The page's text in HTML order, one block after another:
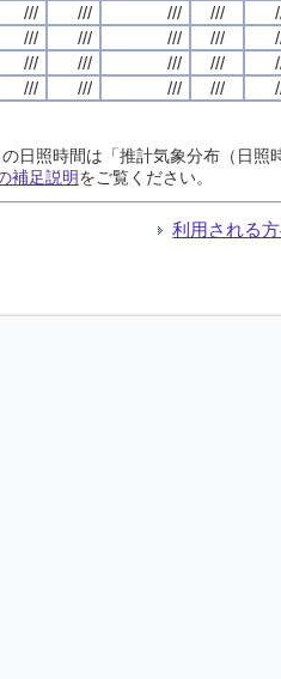
/// /// /// ///
/// /// /// ///
/// /// /// ///
/// /// /// ///
日照時間は「推計気象分布（日
補足説明をご覧ください。
利用される